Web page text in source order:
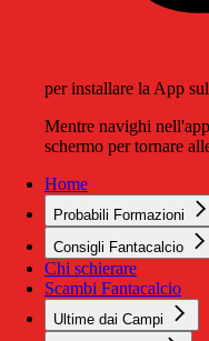
per installare la App
Mentre navighi
schermo per tornare
Home
Probabili Formazioni
Consigli Fantacalcio
Chi schierare
Scambi Fantacalcio
Ultime dai Campi